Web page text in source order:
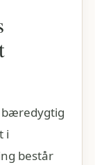
bæredygtig
i
består